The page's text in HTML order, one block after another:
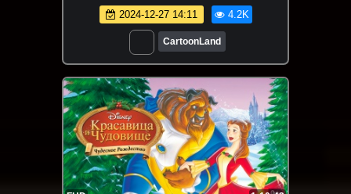
Merry Pooh Year (США, 2002)
2024-12-27 14:11 4.2K
CartoonLand